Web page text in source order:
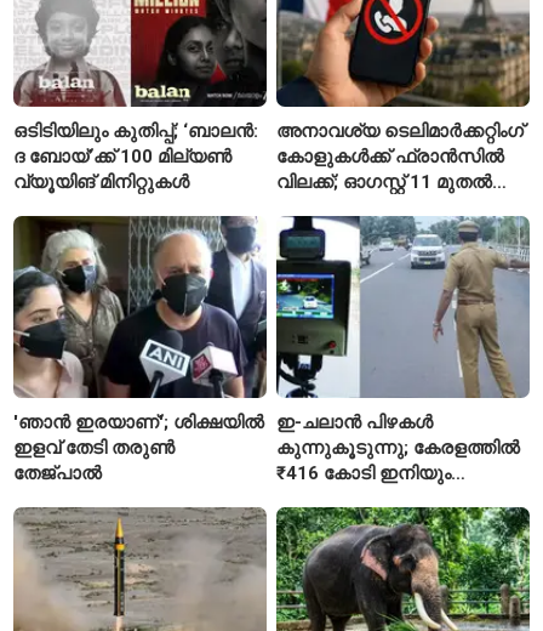
ഒടിടിയിലും കുതിപ്പ്; ‘ബാലൻ:
ദ ബോയ്’ക്ക് 100 മില്യൺ
വ്യൂയിങ് മിനിറ്റുകൾ
അനാവശ്യ ടെലിമാർക്കറ്റിംഗ്
കോളുകൾക്ക് ഫ്രാൻസിൽ
വിലക്ക്; ഓഗസ്റ്റ് 11 മുതൽ
'ഞാൻ ഇരയാണ്'; ശിക്ഷയിൽ
ഇളവ് തേടി തരുണ്‍
തേജ്പാൽ
ഇ-ചലാൻ പിഴകൾ
കുന്നുകൂടുന്നു; കേരളത്തിൽ
₹416 കോടി ഇനിയും